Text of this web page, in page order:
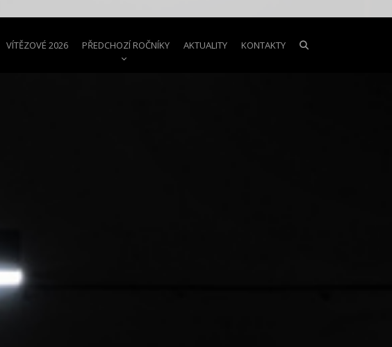
VÍTĚZOVÉ 2026 PŘEDCHOZÍ ROČNÍKY AKTUALITY KONTAKTY